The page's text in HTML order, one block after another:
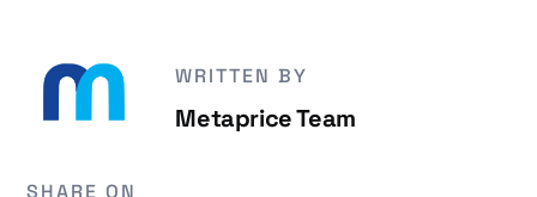
WRITTEN BY
Metaprice Team
SHARE ON